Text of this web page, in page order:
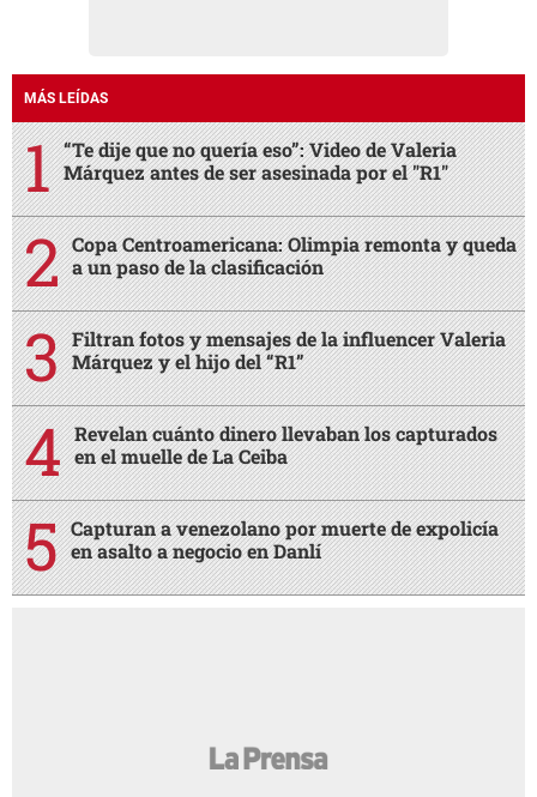
MÁS LEÍDAS
“Te dije que no quería eso”: Video de Valeria
Márquez antes de ser asesinada por el "R1"
Copa Centroamericana: Olimpia remonta y queda
a un paso de la clasificación
Filtran fotos y mensajes de la influencer Valeria
Márquez y el hijo del “R1”
Revelan cuánto dinero llevaban los capturados
en el muelle de La Ceiba
Capturan a venezolano por muerte de expolicía
en asalto a negocio en Danlí